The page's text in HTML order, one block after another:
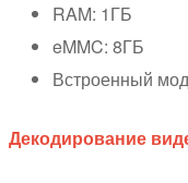
RAM: 1ГБ
eMMC: 8ГБ
Встроенный
Декодирование